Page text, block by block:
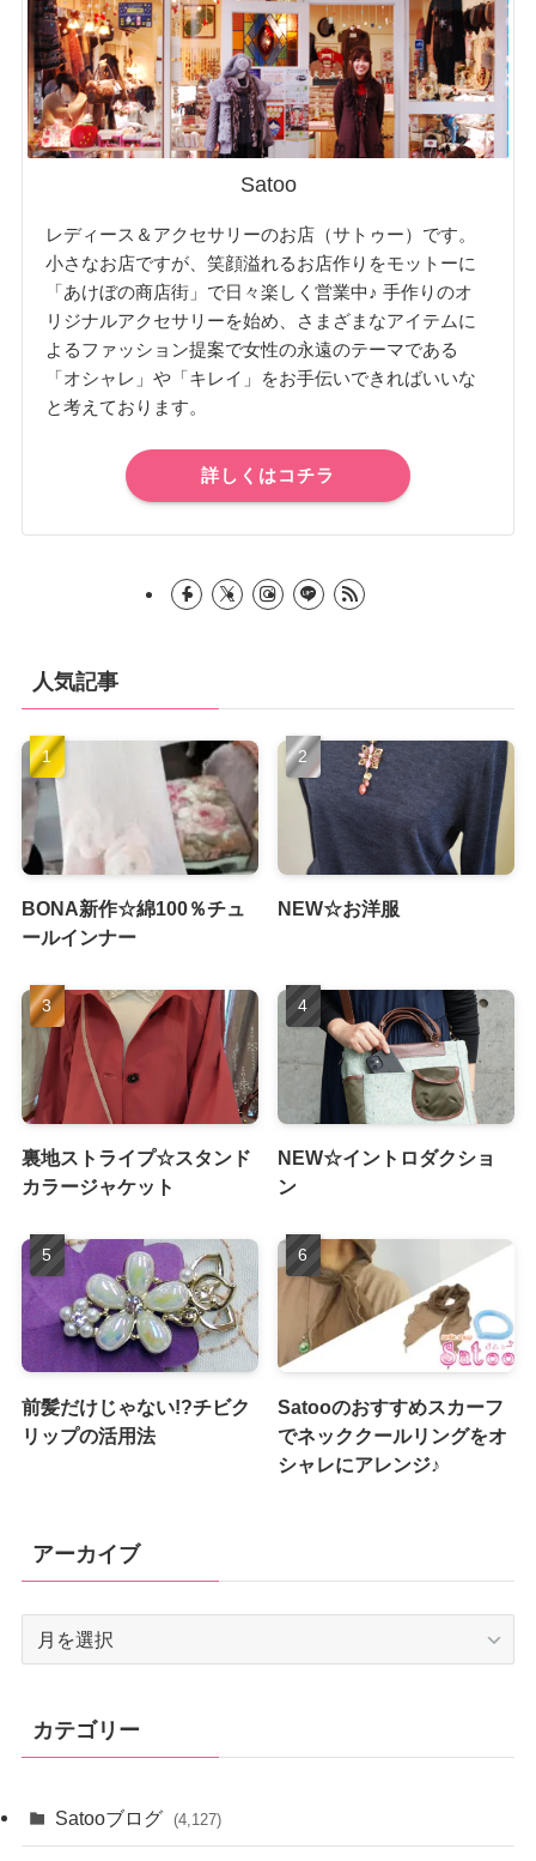
Satoo
レディース＆アクセサリーのお店（サトゥー）です。
小さなお店ですが、笑顔溢れるお店作りをモットーに
「あけぼの商店街」で日々楽しく営業中♪ 手作りのオ
リジナルアクセサリーを始め、さまざまなアイテムに
よるファッション提案で女性の永遠のテーマである
「オシャレ」や「キレイ」をお手伝いできればいいな
と考えております。
詳しくはコチラ
人気記事
BONA新作☆綿100％チュ
ールインナー
NEW☆お洋服
裏地ストライプ☆スタンド
カラージャケット
NEW☆イントロダクショ
ン
前髪だけじゃない!?チビク
リップの活用法
Satooのおすすめスカーフ
でネッククールリングをオ
シャレにアレンジ♪
アーカイブ
ブ
カテゴリー
Satooブログ (4,127)